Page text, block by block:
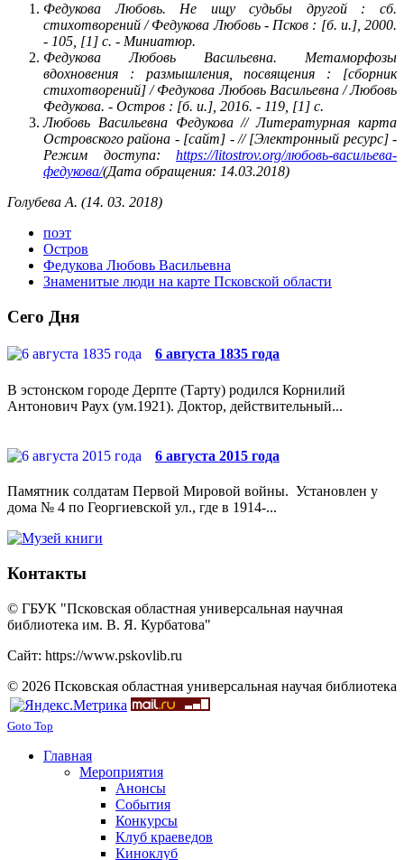
Федукова Любовь. Не ищу судьбы другой : сб.
стихотворений / Федукова Любовь - Псков : [б. и.], 2000.
- 105, [1] с. - Миниатюр.
Федукова Любовь Васильевна. Метаморфозы
вдохновения : размышления, посвящения : [сборник
стихотворений] / Федукова Любовь Васильевна / Любовь
Федукова. - Остров : [б. и.], 2016. - 119, [1] с.
Любовь Васильевна Федукова // Литературная карта
Островского района - [сайт] - // [Электронный ресурс] -
Режим доступа: https://litostrov.org/любовь-васильева-
федукова/(Дата обращения: 14.03.2018)
Голубева А. (14. 03. 2018)
поэт
Остров
Федукова Любовь Васильевна
Знаменитые люди на карте Псковской области
Сего Дня
6 августа 1835 года
В эстонском городе Дерпте (Тарту) родился Корнилий
Антонович Раух (ум.1921). Доктор, действительный...
6 августа 2015 года
Памятник солдатам Первой Мировой войны. Установлен у
дома № 4 по Георгиевской ул., где в 1914-...
Контакты
© ГБУК "Псковская областная универсальная научная
библиотека им. В. Я. Курбатова"
Сайт: https://www.pskovlib.ru
© 2026 Псковская областная универсальная научая библиотека
Goto Top
Главная
Мероприятия
Анонсы
События
Конкурсы
Клуб краеведов
Киноклуб